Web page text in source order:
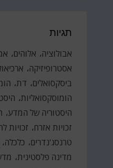
תגיות
אבולוציה אלוהים
אסטרופיזיקה
ביסקסואלים
דת
הומוסקסואליות
היסטוריה של המדע
זכויות אזרח
זכויות
טרנסג'נדרים
כלכלה
מדינה פלסטינית